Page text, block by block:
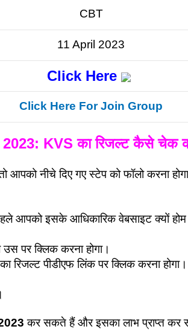
CBT
11 April 2023
Click Here
Click Here For Join Group
KVS का रिजल्ट कैसे चेक
नीचे दिए गए स्टेप को फॉलो करना
आपको इसके आधिकारिक वेबसाइट क्यों
पर क्लिक करना होगा।
पीडीएफ लिंक पर क्लिक करना होगा।
कर सकते हैं और इसका लाभ प्राप्त कर